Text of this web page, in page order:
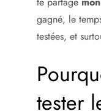
gagné, le
testées, et
tester